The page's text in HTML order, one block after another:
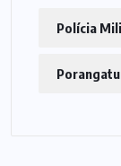
Polícia
Porangatu